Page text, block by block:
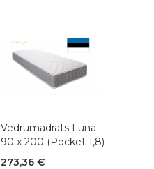
Vedrumadrats Luna
90 x 200 (Pocket 1,8)
273,36 €